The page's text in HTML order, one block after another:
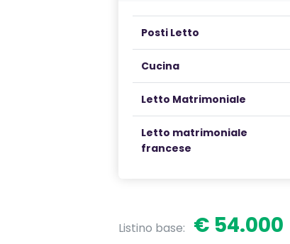
Posti Letto
Cucina
Letto Matrimoniale
Letto matrimoniale
francese
Listino base: € 54.000